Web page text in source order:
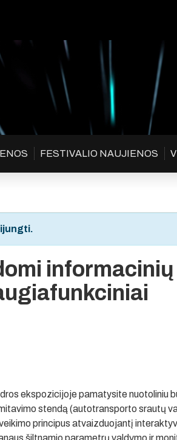
FESTIVALIO NAUJIENOS
informacinių
ekspozicijoje pamatysite nuotoliniu
stendą (autotransporto srautų
principus atvaizduojantį